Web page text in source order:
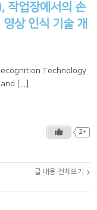
작업장에서의 손
상 인식 기술 개
Technology
[...]
2+
글 내용 전체보기